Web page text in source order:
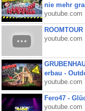
nie mehr
youtube.com
youtube.com
erbau -
youtube.com
Fero47 -
youtube.com